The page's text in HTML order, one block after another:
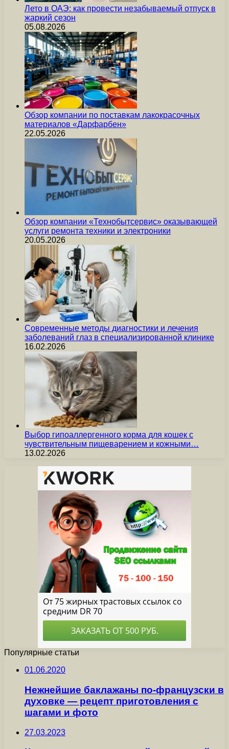
Лето в ОАЭ: как провести незабываемый отпуск в
жаркий сезон
05.08.2026
Обзор компании по поставкам лакокрасочных
материалов «Дарфарбен»
22.05.2026
Обзор компании «Технобытсервис» оказывающей
услуги ремонта техники и электроники
20.05.2026
Современные методы диагностики и лечения
заболеваний глаз в специализированной клинике
16.02.2026
Выбор гипоаллергенного корма для кошек с
чувствительным пищеварением и кожными…
13.02.2026
Популярные статьи
01.06.2020
Нежнейшие баклажаны по-французски в
духовке — рецепт приготовления с
шагами и фото
27.03.2023